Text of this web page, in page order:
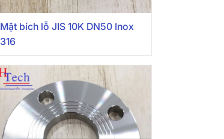
Mặt bích lỗ JIS 10K DN50 Inox
316